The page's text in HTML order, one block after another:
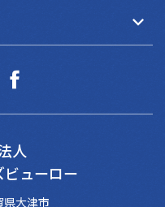
keyboard_arrow_down
人
ューロー
大津市